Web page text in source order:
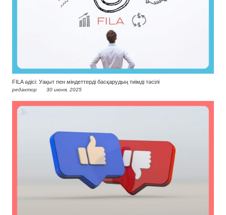
FILA әдісі: Уақыт пен міндеттерді басқарудың тиімді тәсілі
редактор 30 июня, 2025